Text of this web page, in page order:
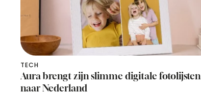
TECH
Aura brengt zijn slimme digitale fotolijsten
naar Nederland